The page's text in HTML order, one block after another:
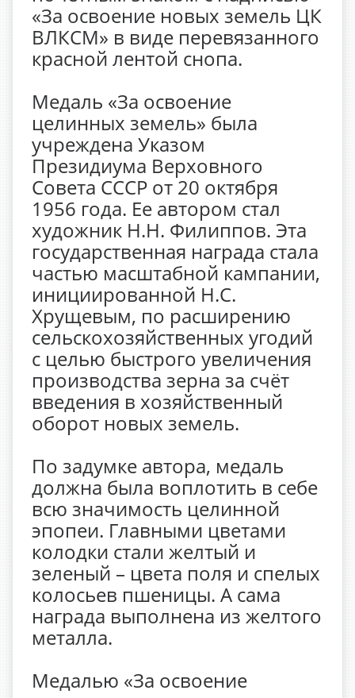
«За освоение новых земель ЦК
ВЛКСМ» в виде перевязанного
красной лентой снопа.
Медаль «За освоение
целинных земель» была
учреждена Указом
Президиума Верховного
Совета СССР от 20 октября
1956 года. Ее автором стал
художник Н.Н. Филиппов. Эта
государственная награда стала
частью масштабной кампании,
инициированной Н.С.
Хрущевым, по расширению
сельскохозяйственных угодий
с целью быстрого увеличения
производства зерна за счёт
введения в хозяйственный
оборот новых земель.
По задумке автора, медаль
должна была воплотить в себе
всю значимость целинной
эпопеи. Главными цветами
колодки стали желтый и
зеленый – цвета поля и спелых
колосьев пшеницы. А сама
награда выполнена из желтого
металла.
Медалью «За освоение